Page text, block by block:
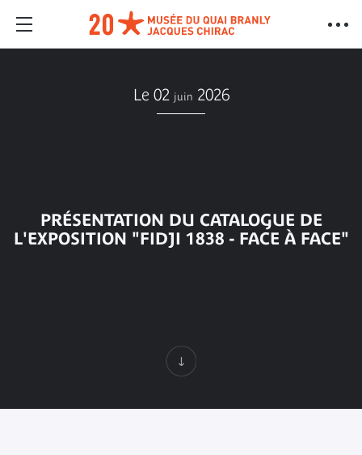
Le 02 juin 2026
PRÉSENTATION DU CATALOGUE DE
L'EXPOSITION "FIDJI 1838 - FACE À FACE"